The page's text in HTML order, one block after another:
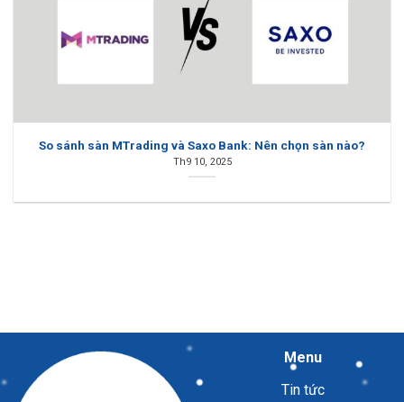
So sánh sàn MTrading và Saxo Bank: Nên chọn sàn nào?
Th9 10, 2025
Menu
Tin tức